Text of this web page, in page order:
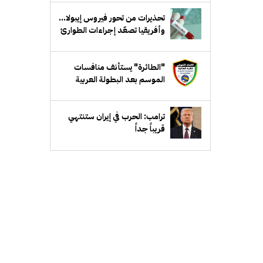
تحذيرات من تحور فيروس إيبولا...
وأفريقيا تصعّد إجراءات الطوارئ
"الطائرة" يستأنف منافسات
الموسم بعد البطولة العربية
ترامب: الحرب في إيران ستنتهي
قريباً جداً